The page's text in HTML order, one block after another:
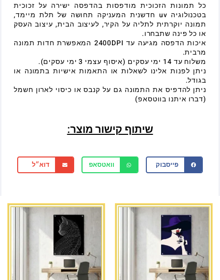
כל תמונות הזכוכית מודפסות בהדפסה ישירה על זכוכית
בטכנולוגיה uv חדשנית המעניקה תחושה של תלת מיימד,
תמונה יוקרתית לתליה על הקיר, לעיצוב הבית, עיצוב העסק
או כל פינה שתבחרו.
איכות הדפסה מגיעה עד 2400DPI המאפשרת חדות תמונה
מרבית.
משלוח עד 14 ימי עסקים (איסוף עצמי 3 ימי עסקים).
ניתן לפנות אלינו לשאלות או התאמות אישיות בתמונה או
בגודל.
ניתן להדפיס את התמונה גם על קנבס או כיסוי לארון חשמל
(דברו איתנו בווטסאפ)
שיתוף קישור מוצר:
פייסבוק וואטסאפ דוא״ל